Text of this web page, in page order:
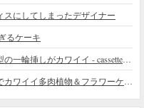
にしてしまったデザイナー
るケーキ
「日常に花と音楽を」カセットテープ型の一輪挿しがカワイイ - cassette vase
本物の植物にしか見えない！カラフルでカワイイ多肉植物＆フラワーケーキ